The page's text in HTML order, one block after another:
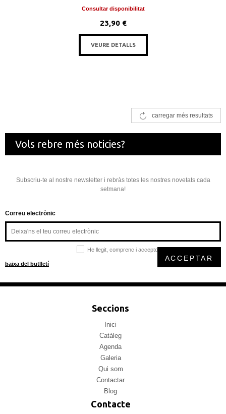
Consultar disponibilitat
23,90 €
VEURE DETALLS
carregar més resultats
Vols rebre més noticies?
Subscriu-te al nostre newsletter i rebràs totes les nostres novetats cada
setmana!
Correu electrònic
He llegit, comprenc i accepto la
baixa del butlletí
ACCEPTAR
Seccions
Inici
Catàleg
Agenda
Galeria
Qui som
Contactar
Blog
Contacte